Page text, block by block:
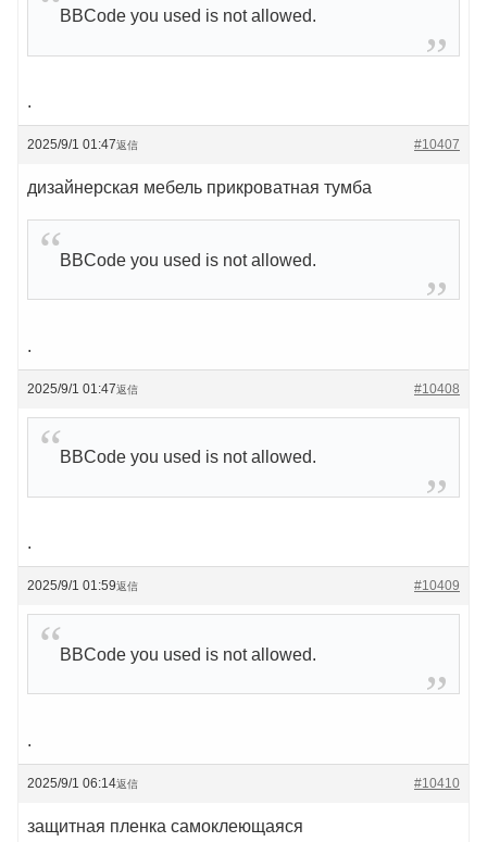
BBCode you used is not allowed.
.
2025/9/1 01:47 #10407
返信
дизайнерская мебель прикроватная тумба
BBCode you used is not allowed.
.
2025/9/1 01:47 #10408
返信
BBCode you used is not allowed.
.
2025/9/1 01:59 #10409
返信
BBCode you used is not allowed.
.
2025/9/1 06:14 #10410
返信
защитная пленка самоклеющаяся